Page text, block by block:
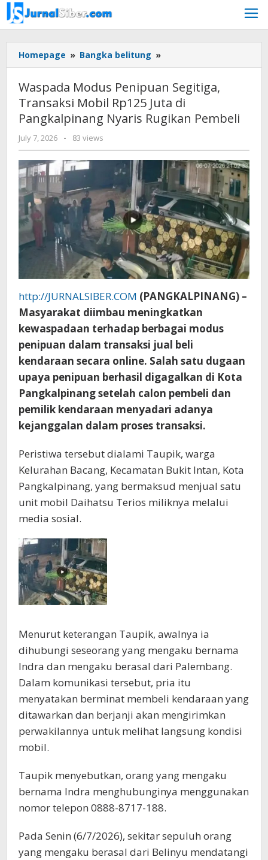
Skip
to
content
Homepage » Bangka belitung »
Modus
Segitiga,
Transaksi
Mobil
Rp125
di
Pangkalpinang
Nyaris
Rugikan
Pembeli
Waspada Modus Penipuan Segitiga,
Transaksi Mobil Rp125 Juta di
Pangkalpinang Nyaris Rugikan Pembeli
July 7, 2026
by
Budiyanto
- 83 views
http://JURNALSIBER.COM (PANGKALPINANG) –
Masyarakat diimbau meningkatkan
kewaspadaan terhadap berbagai modus
penipuan dalam transaksi jual beli
kendaraan secara online. Salah satu dugaan
upaya penipuan berhasil digagalkan di Kota
Pangkalpinang setelah calon pembeli dan
pemilik kendaraan menyadari adanya
kejanggalan dalam proses transaksi.
Peristiwa tersebut dialami Taupik, warga
Kelurahan Bacang, Kecamatan Bukit Intan, Kota
Pangkalpinang, yang bermaksud menjual satu
unit mobil Daihatsu Terios miliknya melalui
media sosial.
Menurut keterangan Taupik, awalnya ia
dihubungi seseorang yang mengaku bernama
Indra dan mengaku berasal dari Palembang.
Dalam komunikasi tersebut, pria itu
menyatakan berminat membeli kendaraan yang
ditawarkan dan berjanji akan mengirimkan
perwakilannya untuk melihat langsung kondisi
mobil.
Taupik menyebutkan, orang yang mengaku
bernama Indra menghubunginya menggunakan
nomor telepon 0888-8717-188.
Pada Senin (6/7/2026), sekitar sepuluh orang
yang mengaku berasal dari Belinyu mendatangi